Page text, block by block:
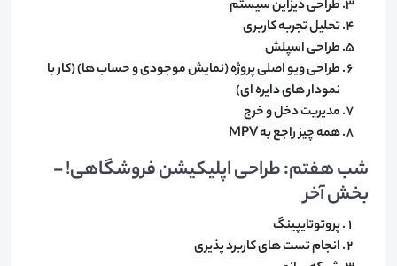
طراحی دیزاین سیستم
تحلیل تجربه کاربری
طراحی اسپلش
طراحی ویو اصلی پروژه (نمایش موجودی و حساب ها) (کار با
نمودار های دایره ای)
مدیریت دخل و خرج
همه چیز راجع به MPV
شب هفتم: طراحی اپلیکیشن فروشگاهی! -
بخش آخر
پروتوتایپینگ
انجام تست های کاربرد پذیری